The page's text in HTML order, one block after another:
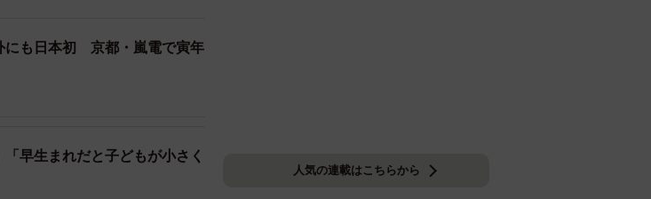
って『ティラノサウルスー、
た。それに、オンラインの向
て、これだと思いました」
にも日本初 京都・嵐電で寅年
早生まれだと子どもが小さく
人気の連載はこちらから